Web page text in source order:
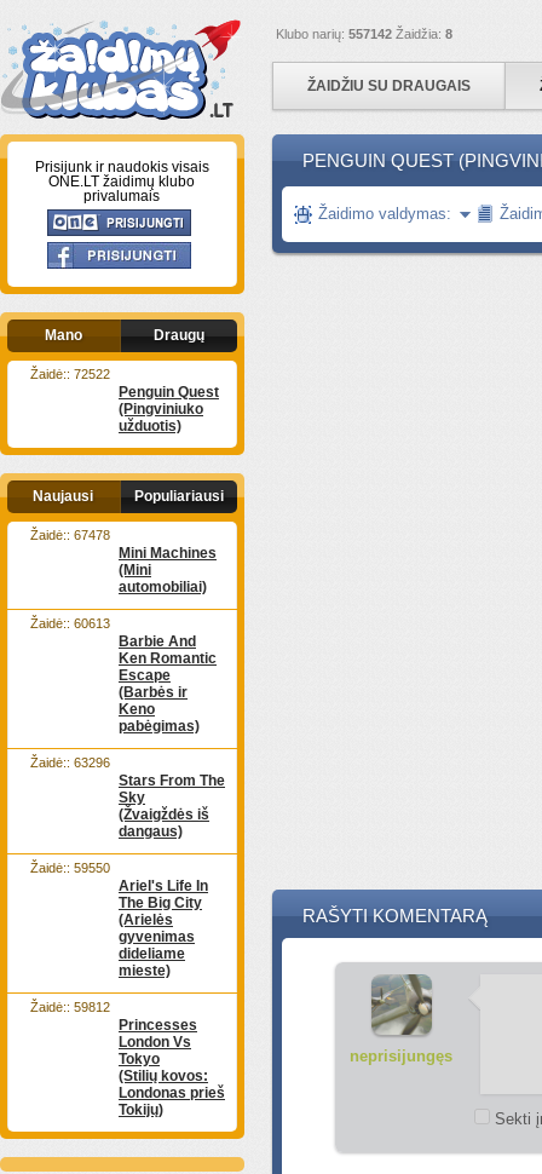
Klubo narių: 557142 Žaidžia: 8
ŽAIDŽIU SU DRAUGAIS
Prisijunk ir naudokis visais
ONE.LT žaidimų klubo
privalumais
Mano Draugų
Penguin Quest
(Pingviniuko
užduotis)
Žaidė:: 72522
Naujausi Populiariausi
Mini Machines
(Mini
automobiliai)
Žaidė:: 67478
Barbie And
Ken Romantic
Escape
(Barbės ir
Keno
pabėgimas)
Žaidė:: 60613
Stars From The
Sky
(Žvaigždės iš
dangaus)
Žaidė:: 63296
Ariel's Life In
The Big City
(Arielės
gyvenimas
dideliame
mieste)
Žaidė:: 59550
Princesses
London Vs
Tokyo
(Stilių kovos:
Londonas prieš
Tokijų)
Žaidė:: 59812
PENGUIN QUEST
Žaidimo valdymas:
RAŠYTI KOMENTARĄ
neprisijungęs
Sekti